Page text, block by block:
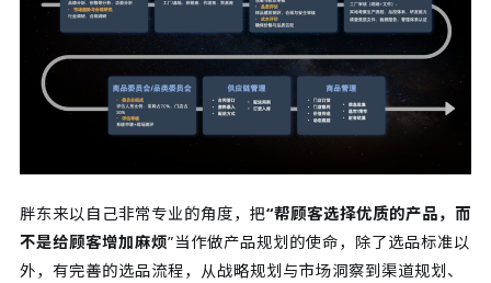
胖东来以自己非常专业的角度，把“帮顾客选择优质的产品，而
不是给顾客增加麻烦”当作做产品规划的使命，除了选品标准以
外，有完善的选品流程，从战略规划与市场洞察到渠道规划、